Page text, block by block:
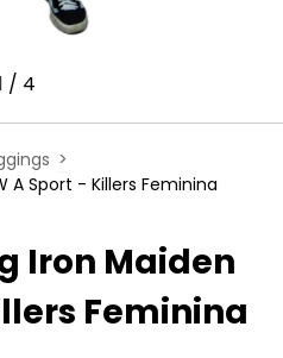
/ 4
>
A Sport - Killers Feminina
Iron Maiden
Feminina